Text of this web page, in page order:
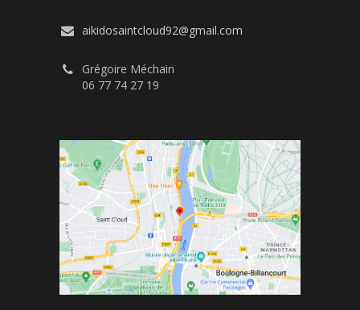
aikidosaintcloud92@gmail.com
Grégoire Méchain
06 77 74 27 19